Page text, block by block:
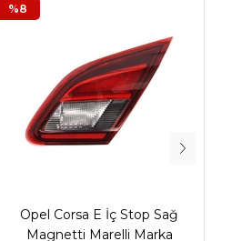
Opel Corsa E İç Stop Sağ
Magnetti Marelli Marka
%8